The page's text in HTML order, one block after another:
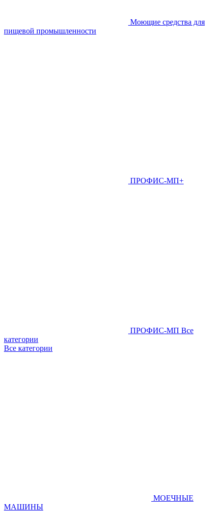
Моющие средства для
пищевой промышленности
ПРОФИС-МП+
ПРОФИС-МП Все
категории
Все категории
МОЕЧНЫЕ
МАШИНЫ